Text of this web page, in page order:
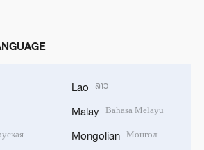
Lao ລາວ
Malay Bahasa Melayu
Mongolian Монгол